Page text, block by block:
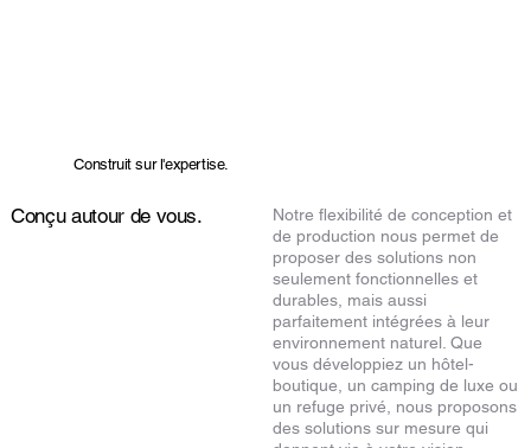
Construit sur l'expertise.
Conçu autour de vous.
Notre flexibilité de conception et
de production nous permet de
proposer des solutions non
seulement fonctionnelles et
durables, mais aussi
parfaitement intégrées à leur
environnement naturel. Que
vous développiez un hôtel-
boutique, un camping de luxe ou
un refuge privé, nous proposons
des solutions sur mesure qui